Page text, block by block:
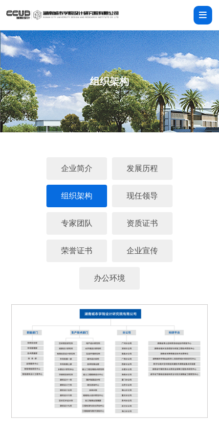
组织架构
企业简介 发展历程
组织架构 现任领导
专家团队 资质证书
荣誉证书 企业宣传
办公环境